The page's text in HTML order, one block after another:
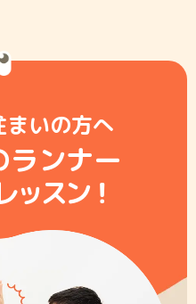
いの方へ
ランナー
ッスン！